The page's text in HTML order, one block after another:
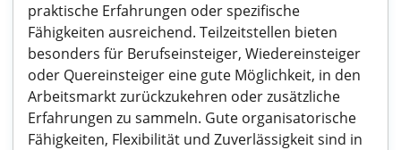
praktische Erfahrungen oder spezifische
Fähigkeiten ausreichend. Teilzeitstellen bieten
besonders für Berufseinsteiger, Wiedereinsteiger
oder Quereinsteiger eine gute Möglichkeit, in den
Arbeitsmarkt zurückzukehren oder zusätzliche
Erfahrungen zu sammeln. Gute organisatorische
Fähigkeiten, Flexibilität und Zuverlässigkeit sind in